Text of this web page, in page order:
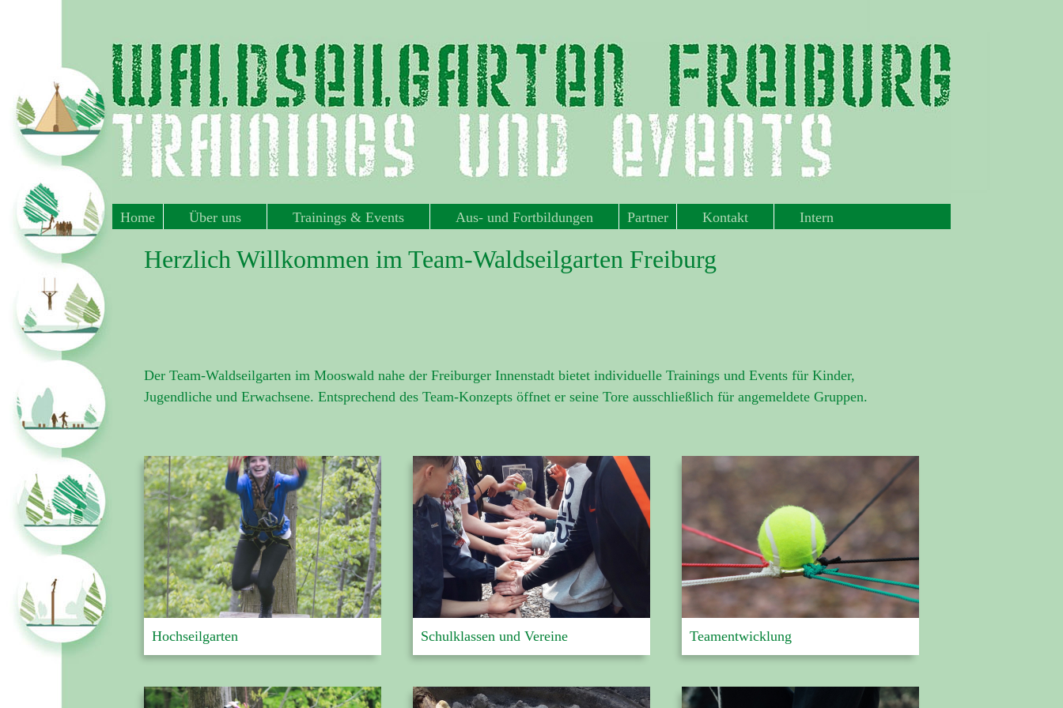
Home Über uns Trainings & Events Aus- und Fortbildungen Partner Kontakt Intern
Herzlich Willkommen im Team-Waldseilgarten Freiburg
Der Team-Waldseilgarten im Mooswald nahe der Freiburger Innenstadt bietet individuelle Trainings und Events für Kinder,
Jugendliche und Erwachsene. Entsprechend des Team-Konzepts öffnet er seine Tore ausschließlich für angemeldete Gruppen.
Hochseilgarten Schulklassen und Vereine Teamentwicklung